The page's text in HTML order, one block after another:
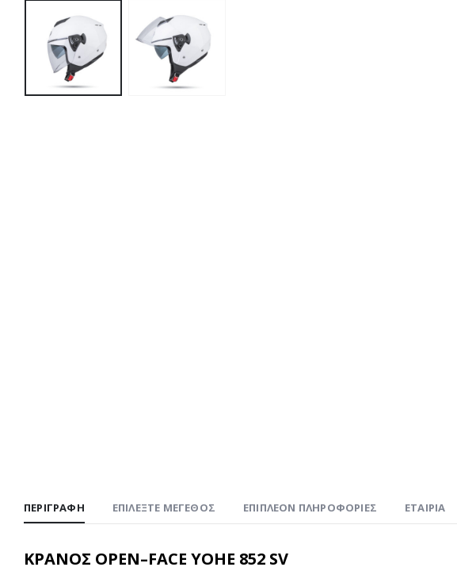
ΠΕΡΙΓΡΑΦΉ ΕΠΙΛΕΞΤΕ ΜΕΓΕΘΟΣ ΕΠΙΠΛΈΟΝ ΠΛΗΡΟΦΟΡΊΕΣ ΕΤΑΙΡΊΑ
ΚΡΑΝΟΣ OPEN–FACE YOHE 852 SV